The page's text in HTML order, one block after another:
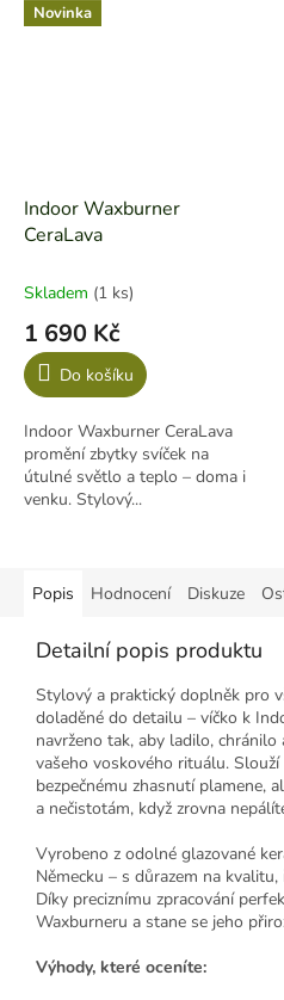
Novinka
Indoor Waxburner
CeraLava
Skladem (1 ks)
1 690 Kč
Do košíku
Indoor Waxburner CeraLava
promění zbytky svíček na
útulné světlo a teplo – doma i
venku. Stylový...
Popis Hodnocení Diskuze
Detailní popis produktu
Stylový a praktický doplněk pro
doladěné do detailu – víčko k
navrženo tak, aby ladilo,
vašeho voskového rituálu.
bezpečnému zhasnutí plamene,
a nečistotám, když zrovna
Vyrobeno z odolné glazované
Německu – s důrazem na
Díky preciznímu zpracování
Waxburneru a stane se jeho
Výhody, které oceníte: